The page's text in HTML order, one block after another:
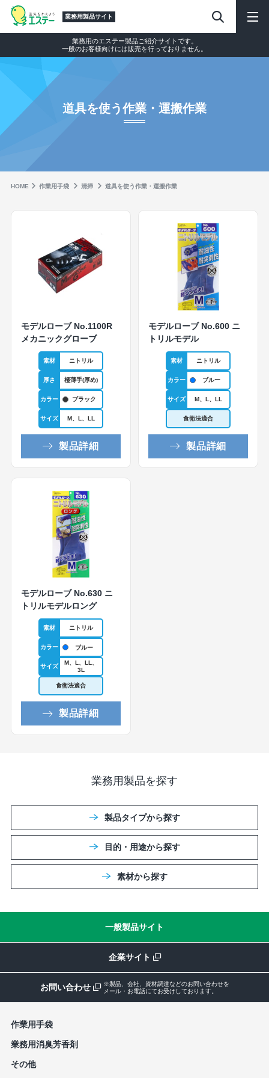
業務用製品サイト
業務用のエステー製品ご紹介サイトです。
一般のお客様向けには販売を行っておりません。
道具を使う作業・運搬作業
HOME 作業⽤⼿袋 清掃 道具を使う作業・運搬作業
モデルローブ No.1100R
メカニックグローブ
素材 ニトリル
厚さ 極薄手(厚め)
カラー ブラック
サイズ M、L、LL
製品詳細
モデルローブ No.600 ニ
トリルモデル
素材 ニトリル
カラー ブルー
サイズ M、L、LL
食衛法適合
製品詳細
モデルローブ No.630 ニ
トリルモデルロング
素材 ニトリル
カラー ブルー
サイズ
M、L、LL、
3L
食衛法適合
製品詳細
業務用製品を探す
製品タイプから探す
目的・用途から探す
素材から探す
一般製品サイト
企業サイト
お問い合わせ
※製品、会社、資材調達などのお問い合わせを
メール・お電話にてお受けしております。
作業⽤⼿袋
業務⽤消臭芳⾹剤
その他